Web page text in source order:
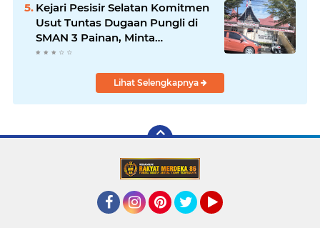
Kejari Pesisir Selatan Komitmen
Usut Tuntas Dugaan Pungli di
SMAN 3 Painan, Minta
Inspektorat Sumbar Lakukan
Lihat Selengkapnya